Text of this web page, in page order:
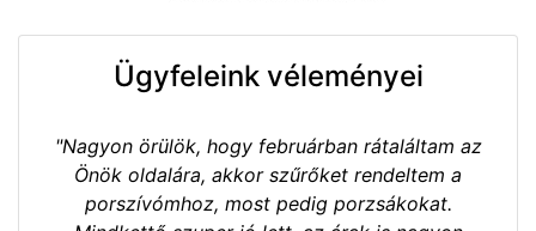
Ügyfeleink véleményei
"Nagyon örülök, hogy februárban rátaláltam az
Önök oldalára, akkor szűrőket rendeltem a
porszívómhoz, most pedig porzsákokat.